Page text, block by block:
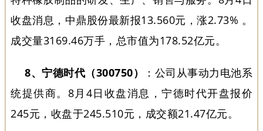
收盘消息，中鼎股份最新报13.560元，涨2.73% 。
成交量3169.46万手，总市值为178.52亿元。
8、宁德时代（300750）
：公司从事动力电池系
统提供商。8月4日收盘消息，宁德时代开盘报价
245元，收盘于245.510元，成交额21.47亿元。